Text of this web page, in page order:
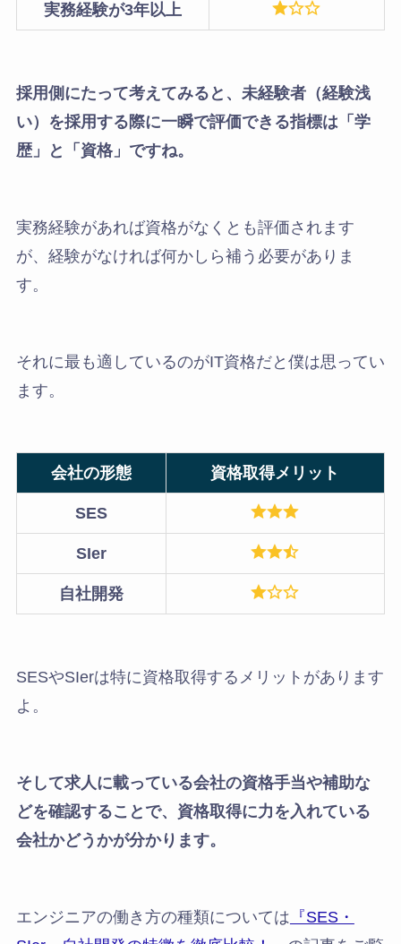
実務経験が3年以上
採用側にたって考えてみると、未経験者（経験浅
い）を採用する際に一瞬で評価できる指標は「学
歴」と「資格」ですね。
実務経験があれば資格がなくとも評価されます
が、経験がなければ何かしら補う必要がありま
す。
それに最も適しているのがIT資格だと僕は思ってい
ます。
会社の形態 資格取得メリット
SES
SIer
自社開発
SESやSIerは特に資格取得するメリットがあります
よ。
そして求人に載っている会社の資格手当や補助な
どを確認することで、資格取得に力を入れている
会社かどうかが分かります。
エンジニアの働き方の種類については 『SES・